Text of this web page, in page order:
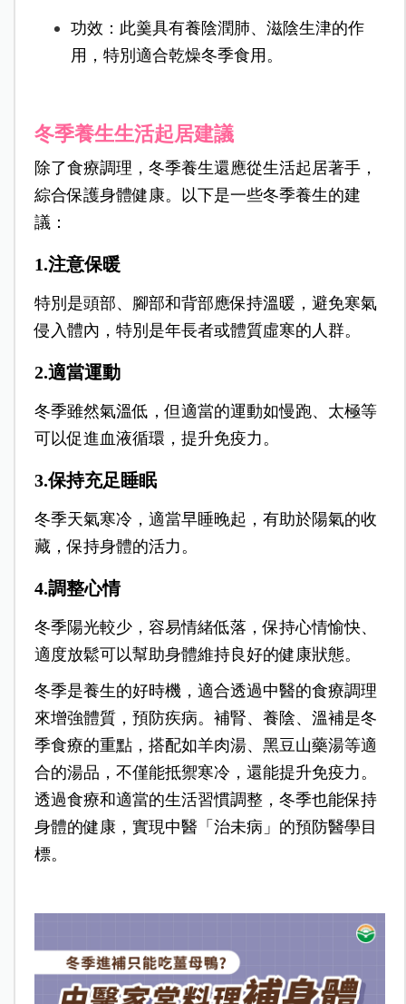
功效：此羹具有養陰潤肺、滋陰生津的作
用，特別適合乾燥冬季食用。
冬季養生生活起居建議
除了食療調理，冬季養生還應從生活起居著手，
綜合保護身體健康。以下是一些冬季養生的建
議：
1.注意保暖
特別是頭部、腳部和背部應保持溫暖，避免寒氣
侵入體內，特別是年長者或體質虛寒的人群。
2.適當運動
冬季雖然氣溫低，但適當的運動如慢跑、太極等
可以促進血液循環，提升免疫力。
3.保持充足睡眠
冬季天氣寒冷，適當早睡晚起，有助於陽氣的收
藏，保持身體的活力。
4.調整心情
冬季陽光較少，容易情緒低落，保持心情愉快、
適度放鬆可以幫助身體維持良好的健康狀態。
冬季是養生的好時機，適合透過中醫的食療調理
來增強體質，預防疾病。補腎、養陰、溫補是冬
季食療的重點，搭配如羊肉湯、黑豆山藥湯等適
合的湯品，不僅能抵禦寒冷，還能提升免疫力。
透過食療和適當的生活習慣調整，冬季也能保持
身體的健康，實現中醫「治未病」的預防醫學目
標。